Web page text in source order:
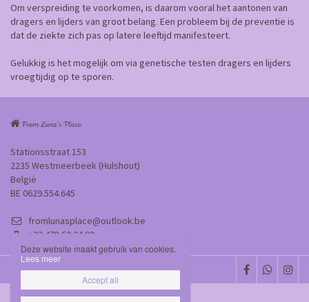
Om verspreiding te voorkomen, is daarom vooral het aantonen van
dragers en lijders van groot belang. Een probleem bij de preventie is
dat de ziekte zich pas op latere leeftijd manifesteert.
Gelukkig is het mogelijk om via genetische testen dragers en lijders
vroegtijdig op te sporen.
From Luna's Place
Stationsstraat 153
2235 Westmeerbeek (Hulshout)
België
BE 0629.554.645
fromlunasplace@outlook.be
+32 478 60 34 90
Disclaimer Privacybeleid
Deze website maakt gebruik van cookies.
Lees meer
Accept all